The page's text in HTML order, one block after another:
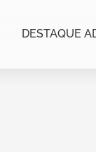
DESTAQUE